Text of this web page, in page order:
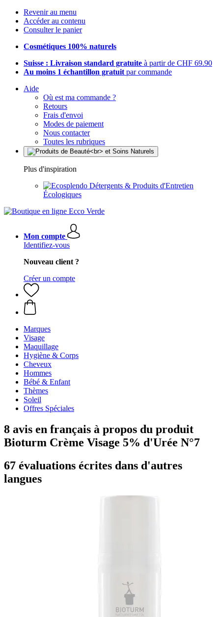
Revenir au menu
Accéder au contenu
Consulter le panier
Cosmétiques 100% naturels
Suisse : Livraison standard gratuite à partir de CHF 69.90
Au moins 1 échantillon gratuit par commande
Aide
Où est ma commande ?
Retours
Frais d'envoi
Modes de paiement
Nous contacter
Toutes les rubriques
Plus d'inspiration
Détergents & Produits d'Entretien
Écologiques
Mon compte
Identifiez-vous
Nouveau client ?
Créer un compte
Marques
Visage
Maquillage
Hygiène & Corps
Cheveux
Hommes
Bébé & Enfant
Thèmes
Soleil
Offres Spéciales
8 avis en français à propos du produit
Bioturm Crème Visage 5% d'Urée N°7
67 évaluations écrites dans d'autres
langues